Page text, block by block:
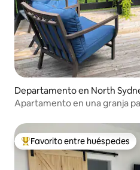
Departamento en North
Apartamento en una granja
De los mejores en Favorito
Favorito entre huéspedes